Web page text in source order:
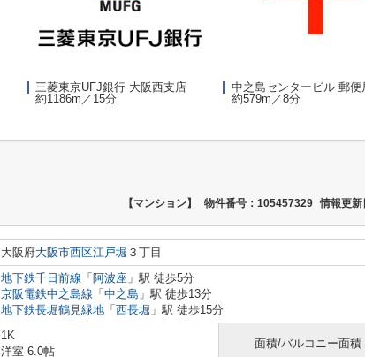
三菱東京UFJ銀行 大阪西支店
約1186m／15分
中之島センタービル 郵便
約579m／8分
【マンション】 物件番号：105457329 情報更新
大阪府大阪市西区江戸堀 ３丁目
地下鉄千日前線 「 阿波座 」駅 徒歩5分
京阪電鉄中之島線 「 中之島 」駅 徒歩13分
地下鉄長堀鶴見緑地 「 西長堀 」駅 徒歩15分
1K
洋室 6.0帖
面積/バルコニー面積